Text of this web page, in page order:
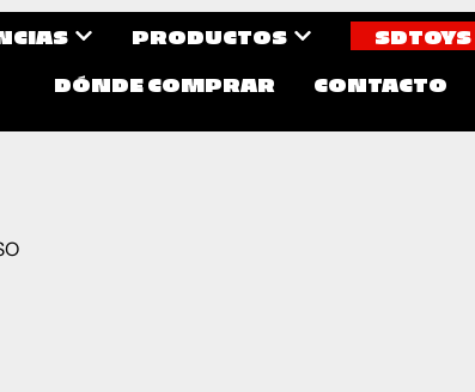
PRODUCTOS SDTOYS
DÓNDE COMPRAR
CONTACTO